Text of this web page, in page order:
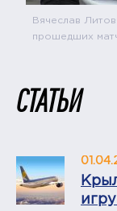
Вячеслав
прошедших
СТАТЬИ